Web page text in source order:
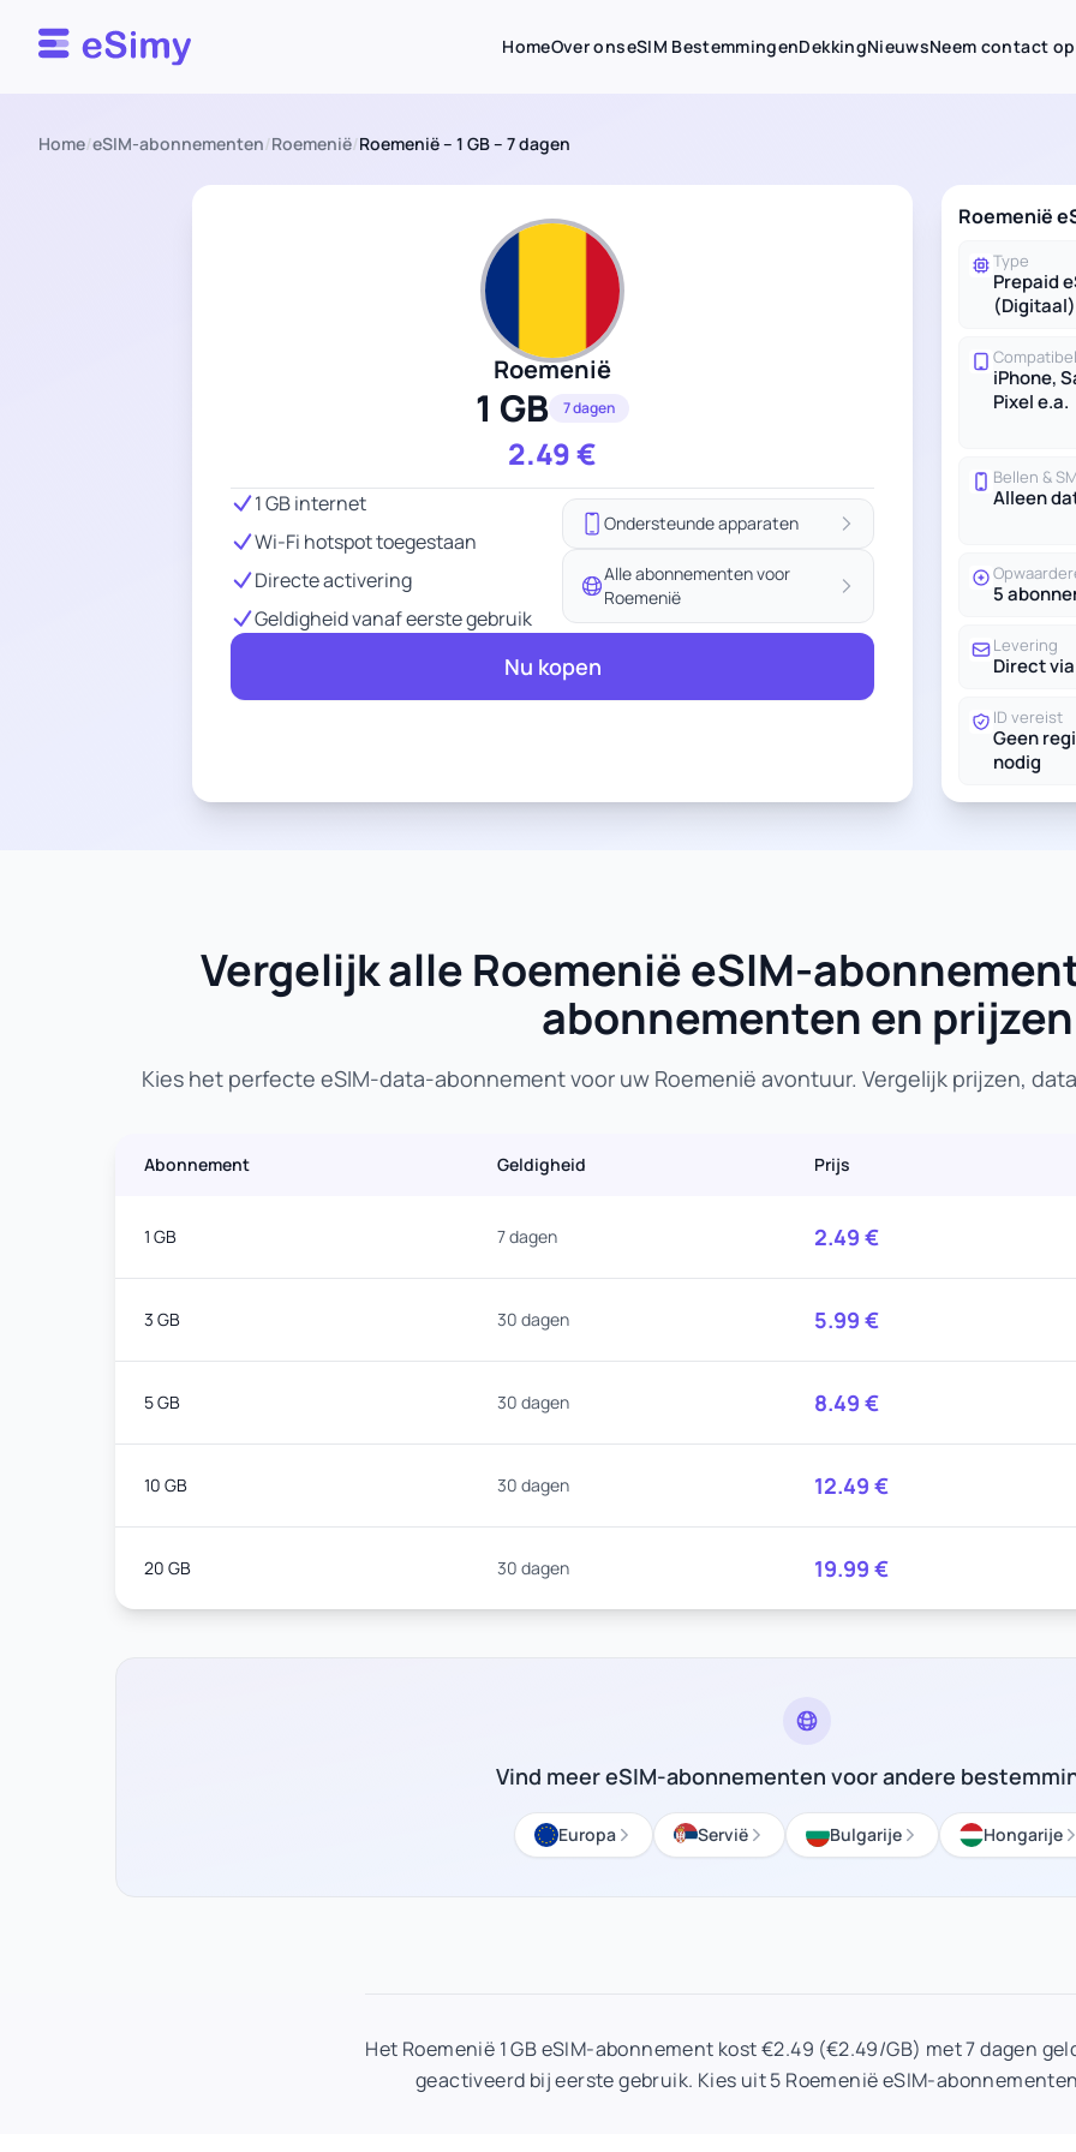
Esimy HomeOver onseSIM BestemmingenDekkingNieuwsNeem contact
Home/eSIM-abonnementen/Roemenië/Roemenië – 1 GB – 7 dagen
Roemenië
1 GB 7 dagen
2.49€
1 GB internet
Wi-Fi hotspot toegestaan
Directe activering
Geldigheid vanaf eerste gebruik
Ondersteunde apparaten
Alle abonnementen voor
Roemenië
Nu kopen
Roemenië
Type
Prepaid
(Digitaal)
iPhone,
Pixel e.a.
Bellen &
Alleen
5
Levering
Direct
ID vereist
Geen
nodig
Vergelijk alle Roemenië eSIM-
abonnementen en prijzen
Kies het perfecte eSIM-data-abonnement voor uw Roemenië avontuur. Vergelijk prijzen,
Abonnement Geldigheid Prijs
1 GB 7 dagen 2.49 €
3 GB 30 dagen 5.99 €
5 GB 30 dagen 8.49 €
10 GB 30 dagen 12.49 €
20 GB 30 dagen 19.99 €
Vind meer eSIM-abonnementen voor andere
Europa Servië Bulgarije Hongarije
Het Roemenië 1 GB eSIM-abonnement kost €2.49 (€2.49/GB) met 7 dagen
geactiveerd bij eerste gebruik. Kies uit 5 Roemenië eSIM-